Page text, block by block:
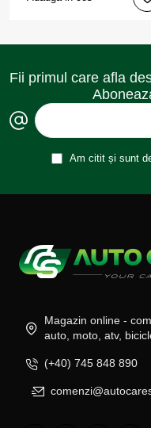
Fii primul care afla
Am citit și sunt
Magazin online -
auto, moto, atv,
(+40) 745 848 890